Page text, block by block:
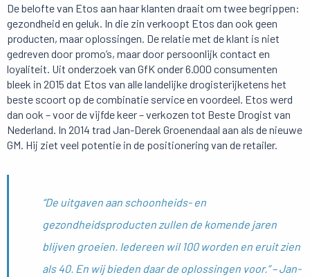
De belofte van Etos aan haar klanten draait om twee begrippen:
gezondheid en geluk. In die zin verkoopt Etos dan ook geen
producten, maar oplossingen. De relatie met de klant is niet
gedreven door promo’s, maar door persoonlijk contact en
loyaliteit. Uit onderzoek van GfK onder 6.000 consumenten
bleek in 2015 dat Etos van alle landelijke drogisterijketens het
beste scoort op de combinatie service en voordeel. Etos werd
dan ook – voor de vijfde keer – verkozen tot Beste Drogist van
Nederland. In 2014 trad Jan-Derek Groenendaal aan als de nieuwe
GM. Hij ziet veel potentie in de positionering van de retailer.
“De uitgaven aan schoonheids- en
gezondheidsproducten zullen de komende jaren
blijven groeien. Iedereen wil 100 worden en eruit zien
als 40. En wij bieden daar de oplossingen voor.” – Jan-